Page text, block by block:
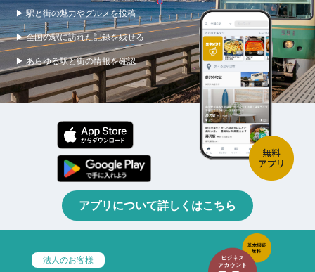
▶ 駅と街の魅力やグルメを投稿
▶ 全国の駅に訪れた記録を残せる
▶ あらゆる駅と街の情報を確認
アプリについて詳しくはこちら
法人のお客様